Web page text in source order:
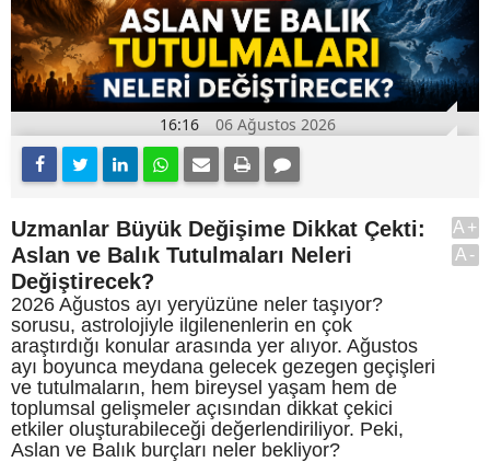
16:16 06 Ağustos 2026
Uzmanlar Büyük Değişime Dikkat Çekti:
Aslan ve Balık Tutulmaları Neleri
Değiştirecek?
2026 Ağustos ayı yeryüzüne neler taşıyor?
sorusu, astrolojiyle ilgilenenlerin en çok
araştırdığı konular arasında yer alıyor. Ağustos
ayı boyunca meydana gelecek gezegen geçişleri
ve tutulmaların, hem bireysel yaşam hem de
toplumsal gelişmeler açısından dikkat çekici
etkiler oluşturabileceği değerlendiriliyor. Peki,
Aslan ve Balık burçları neler bekliyor?
A+
A-